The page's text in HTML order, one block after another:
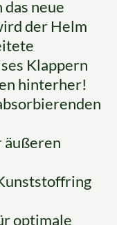
neue
der Helm
Klappern
hinterher!
äußeren
optimale